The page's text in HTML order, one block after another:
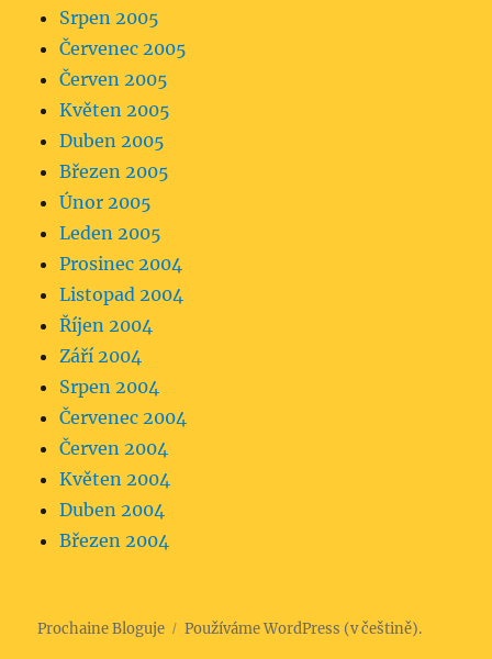
Srpen 2005
Červenec 2005
Červen 2005
Květen 2005
Duben 2005
Březen 2005
Únor 2005
Leden 2005
Prosinec 2004
Listopad 2004
Říjen 2004
Září 2004
Srpen 2004
Červenec 2004
Červen 2004
Květen 2004
Duben 2004
Březen 2004
Prochaine Bloguje Používáme WordPress (v češtině).